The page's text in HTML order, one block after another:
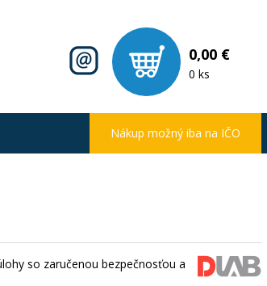
0,00 €
0 ks
so zaručenou bezpečnosťou a
Nákup možný iba na IČO